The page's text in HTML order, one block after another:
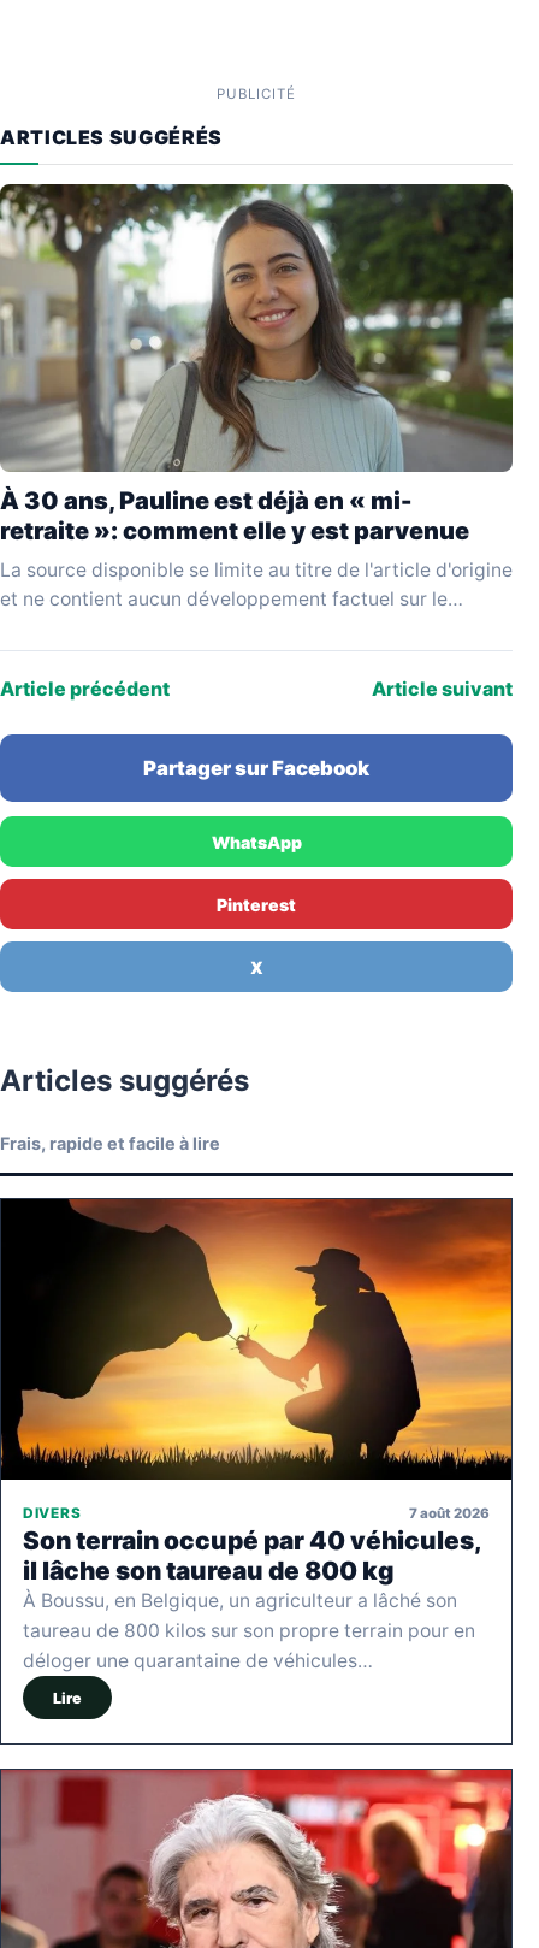
PUBLICITÉ
ARTICLES SUGGÉRÉS
À 30 ans, Pauline est déjà en « mi-
retraite »: comment elle y est parvenue
La source disponible se limite au titre de l'article d'origine
et ne contient aucun développement factuel sur le
Article précédent Article suivant
Partager sur Facebook
WhatsApp
Pinterest
X
Articles suggérés
Frais, rapide et facile à lire
DIVERS 7 août 2026
Son terrain occupé par 40 véhicules,
il lâche son taureau de 800 kg
À Boussu, en Belgique, un agriculteur a lâché son
taureau de 800 kilos sur son propre terrain pour en
déloger une quarantaine de véhicules…
Lire